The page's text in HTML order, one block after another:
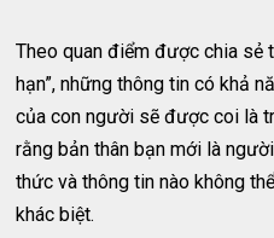
Theo quan điểm được chia sẻ
hạn”, những thông tin có khả
của con người sẽ được coi là
rằng bản thân bạn mới là
thức và thông tin nào không
khác biệt.